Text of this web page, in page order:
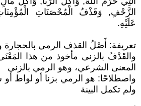
الزَّحْفِ, وَقَذْفُ الْمُحْصَنَاتِ
عَلَيْهِ.
تعريفة: أَصْلُ القذف الرمي بالحجارة
والقَدْفُ بالزنى مأخوذ من هذا
المعنى الشرعي، وهو الرمي بالزني
واصطلاحًا: هو الرمي بزنا أو لواط أو
ولم تكمل البينة